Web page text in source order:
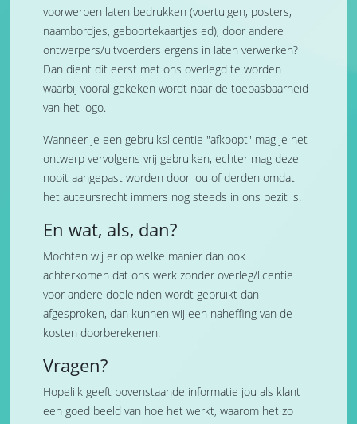
voorwerpen laten bedrukken (voertuigen, posters,
naambordjes, geboortekaartjes ed), door andere
ontwerpers/uitvoerders ergens in laten verwerken?
Dan dient dit eerst met ons overlegd te worden
waarbij vooral gekeken wordt naar de toepasbaarheid
van het logo.
Wanneer je een gebruikslicentie "afkoopt" mag je het
ontwerp vervolgens vrij gebruiken, echter mag deze
nooit aangepast worden door jou of derden omdat
het auteursrecht immers nog steeds in ons bezit is.
En wat, als, dan?
Mochten wij er op welke manier dan ook
achterkomen dat ons werk zonder overleg/licentie
voor andere doeleinden wordt gebruikt dan
afgesproken, dan kunnen wij een naheffing van de
kosten doorberekenen.
Vragen?
Hopelijk geeft bovenstaande informatie jou als klant
een goed beeld van hoe het werkt, waarom het zo